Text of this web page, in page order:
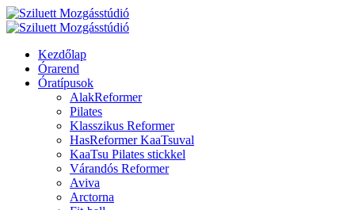
Kezdőlap
Órarend
Óratípusok
AlakReformer
Pilates
Klasszikus Reformer
HasReformer KaaTsuval
KaaTsu Pilates stickkel
Várandós Reformer
Aviva
Arctorna